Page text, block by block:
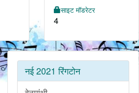
साइट मॉडरेटर
4
नई 2021 रिंगटोन